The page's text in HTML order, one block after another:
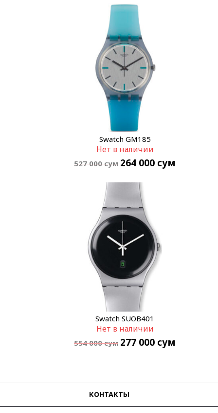
Swatch GM185
Нет в наличии
527 000сум 264 000 сум
Swatch SUOB401
Нет в наличии
554 000сум 277 000 сум
КОНТАКТЫ